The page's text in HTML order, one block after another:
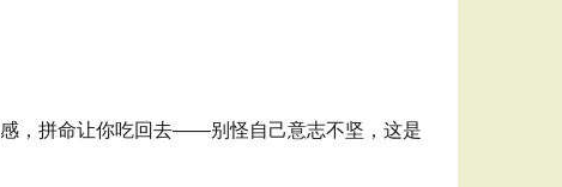
感，拼命让你吃回去——别怪自己意志不坚，这是